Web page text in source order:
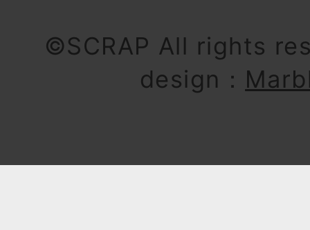
©SCRAP All rights
design：